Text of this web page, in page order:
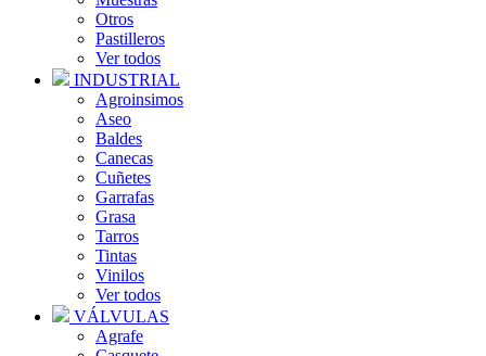
Otros
Pastilleros
Ver todos
INDUSTRIAL
Agroinsimos
Aseo
Baldes
Canecas
Cuñetes
Garrafas
Grasa
Tarros
Tintas
Vinilos
Ver todos
VÁLVULAS
Agrafe